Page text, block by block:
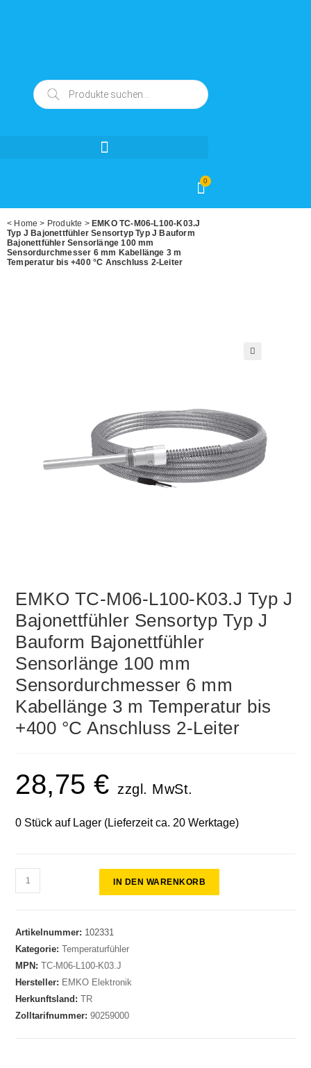
0
< Home > Produkte > EMKO TC-M06-L100-K03.J
Typ J Bajonettfühler Sensortyp Typ J Bauform
Bajonettfühler Sensorlänge 100 mm
Sensordurchmesser 6 mm Kabellänge 3 m
Temperatur bis +400 °C Anschluss 2-Leiter
EMKO TC-M06-L100-K03.J Typ J
Bajonettfühler Sensortyp Typ J
Bauform Bajonettfühler
Sensorlänge 100 mm
Sensordurchmesser 6 mm
Kabellänge 3 m Temperatur bis
+400 °C Anschluss 2-Leiter
28,75€ zzgl. MwSt.
0 Stück auf Lager (Lieferzeit ca. 20 Werktage)
IN DEN WARENKORB
Artikelnummer: 102331
Kategorie:Temperaturfühler
MPN:TC-M06-L100-K03.J
Hersteller: EMKO Elektronik
Herkunftsland:TR
Zolltarifnummer:90259000